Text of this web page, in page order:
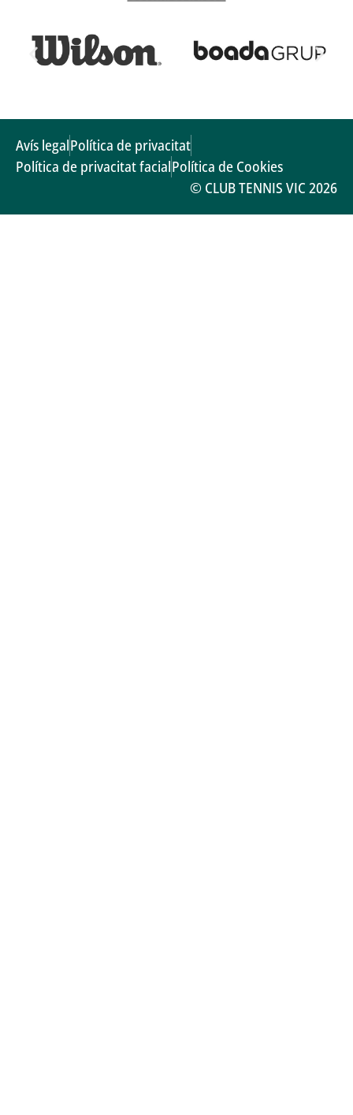
© CLUB TENNIS VIC 2026
Avís legalPolítica de privacitat
Política de privacitat facialPolítica de Cookies